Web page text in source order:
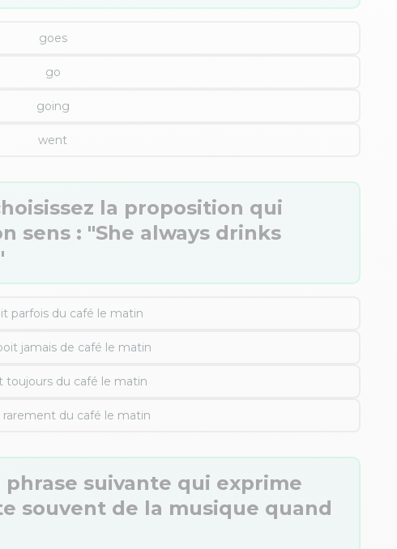
goes
go
going
went
la proposition qui
sens : "She always drinks
parfois du café le matin
jamais de café le matin
toujours du café le matin
rarement du café le matin
suivante qui exprime
souvent de la musique quand